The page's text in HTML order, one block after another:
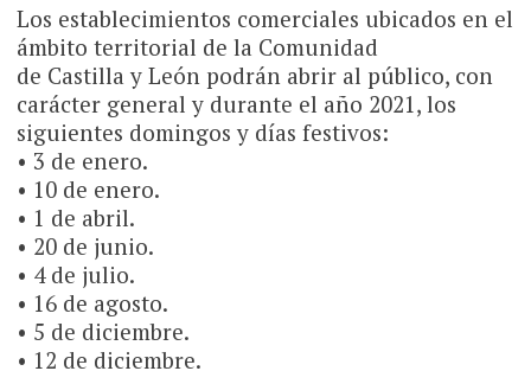
Los establecimientos comerciales ubicados en el
ámbito territorial de la Comunidad
de Castilla y León podrán abrir al público, con
carácter general y durante el año 2021, los
siguientes domingos y días festivos:
• 3 de enero.
• 10 de enero.
• 1 de abril.
• 20 de junio.
• 4 de julio.
• 16 de agosto.
• 5 de diciembre.
• 12 de diciembre.